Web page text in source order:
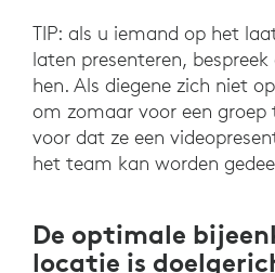
TIP: als u iemand op het
laten presenteren,
hen. Als diegene zich niet
om zomaar voor een groep
voor dat ze een
het team kan worden
De optimale
locatie is